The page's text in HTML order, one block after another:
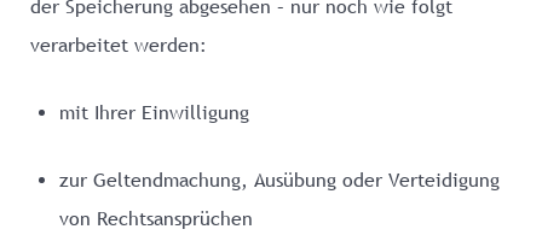
der Speicherung abgesehen – nur noch wie folgt
verarbeitet werden:
mit Ihrer Einwilligung
zur Geltendmachung, Ausübung oder Verteidigung
von Rechtsansprüchen